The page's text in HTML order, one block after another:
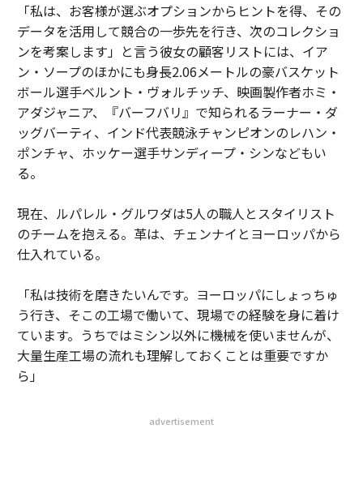
「私は、お客様が選ぶオプションからヒントを得、その
データを活用して競合の一歩先を行き、次のコレクショ
ンを考案します」と言う彼女の顧客リストには、イア
ン・ソープのほかにも身長2.06メートルの豪バスケット
ボール選手ベルント・ヴォルチッチ、映画製作者ホミ・
アダジャニア、『バーフバリ』で知られるラーナー・ダ
ッグバーティ、インド代表競泳チャンピオンのレハン・
ポンチャ、ホッケー選手サンディープ・シンなどもい
る。
現在、ルパレル・グルワダは5人の職人とスタイリスト
のチームを抱える。革は、チェンナイとヨーロッパから
仕入れている。
「私は技術を磨きたいんです。ヨーロッパにしょっちゅ
う行き、そこの工場で働いて、現場での経験を身に着け
ています。うちではミシン以外に機械を使いませんが、
大量生産工場の流れも理解しておくことは重要ですか
ら」
advertisement